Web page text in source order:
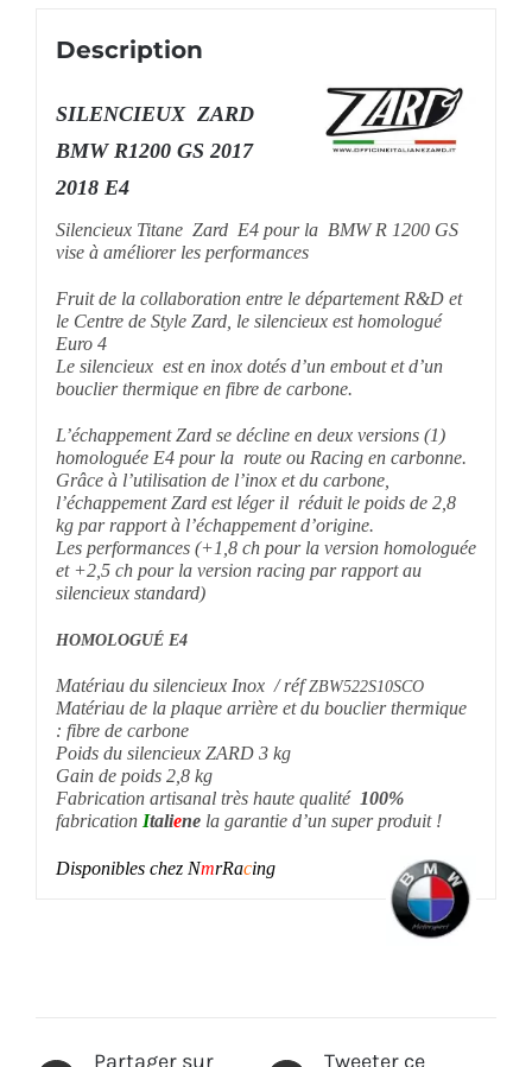
Description
SILENCIEUX ZARD
BMW R1200 GS 2017
2018 E4
Silencieux Titane Zard E4 pour la BMW R 1200 GS
vise à améliorer les performances
Fruit de la collaboration entre le département R&D et
le Centre de Style Zard, le silencieux est homologué
Euro 4
Le silencieux est en inox dotés d’un embout et d’un
bouclier thermique en fibre de carbone.
L’échappement Zard se décline en deux versions (1)
homologuée E4 pour la route ou Racing en carbonne.
Grâce à l’utilisation de l’inox et du carbone,
l’échappement Zard est léger il réduit le poids de 2,8
kg par rapport à l’échappement d’origine.
Les performances (+1,8 ch pour la version homologuée
et +2,5 ch pour la version racing par rapport au
silencieux standard)
HOMOLOGUÉ E4
Matériau du silencieux Inox / réfZBW522S10SCO
Matériau de la plaque arrière et du bouclier thermique
: fibre de carbone
Poids du silencieux ZARD 3 kg
Gain de poids 2,8 kg
Fabrication artisanal très haute qualité 100%
fabrication Italienela garantie d’un super produit !
Disponibles chez Nm rRa ing
Partager sur Tweeter ce